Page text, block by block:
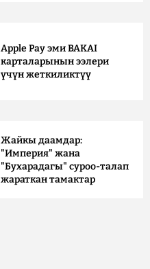
Apple Pay эми BAKAI
карталарынын ээлери
үчүн жеткиликтүү
Жайкы даамдар:
"Империя" жана
"Бухарадагы" суроо-талап
жараткан тамактар